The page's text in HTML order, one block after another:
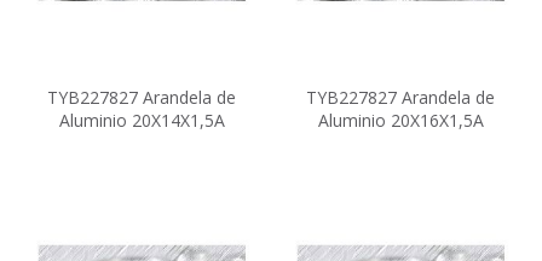
TYB227827 Arandela de
Aluminio 20X14X1,5A
TYB227827 Arandela de
Aluminio 20X16X1,5A